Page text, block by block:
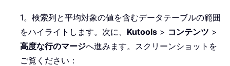
1。検索列と平均対象の値を含むデータテーブルの範囲
をハイライトします。次に、 Kutools > コンテンツ >
高度な行のマージへ進みます。スクリーンショットを
ご覧ください：